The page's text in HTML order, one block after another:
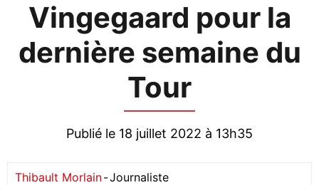
Vingegaard pour la
dernière semaine du
Tour
Publié le 18 juillet 2022 à 13h35
Thibault Morlain-Journaliste